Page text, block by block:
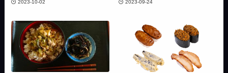
2023-10-02 2023-09-24